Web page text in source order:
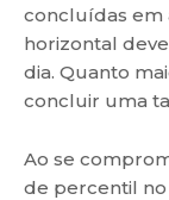
concluídas em
horizontal
dia. Quanto
concluir uma
Ao se
de percentil